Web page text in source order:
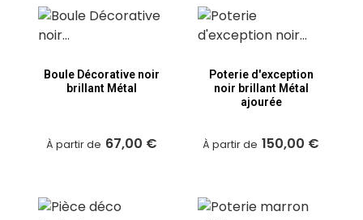
Boule Décorative noir
brillant Métal
À partir de 67,00 €
Poterie d'exception
noir brillant Métal
ajourée
À partir de 150,00 €